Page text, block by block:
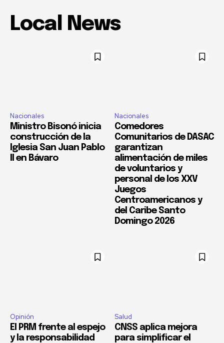
Local News
Nacionales
Ministro Bisonó inicia
construcción de la
Iglesia San Juan Pablo
II en Bávaro
Nacionales
Comedores
Comunitarios de DASAC
garantizan
alimentación de miles
de voluntarios y
personal de los XXV
Juegos
Centroamericanos y
del Caribe Santo
Domingo 2026
Opinión
El PRM frente al espejo
y la responsabilidad
Salud
CNSS aplica mejora
para simplificar el